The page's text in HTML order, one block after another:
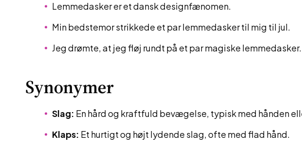
Lemmedasker er et dansk designfænomen.
Min bedstemor strikkede et par lemmedasker til mig til jul.
Jeg drømte, at jeg fløj rundt på et par magiske lemmedasker.
Synonymer
Slag: En hård og kraftfuld bevægelse, typisk med hånden
Klaps: Et hurtigt og højt lydende slag, ofte med flad hånd.